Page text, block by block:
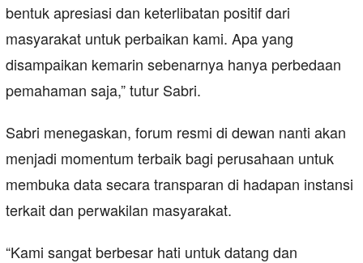
bentuk apresiasi dan keterlibatan positif dari
masyarakat untuk perbaikan kami. Apa yang
disampaikan kemarin sebenarnya hanya perbedaan
pemahaman saja,” tutur Sabri.
Sabri menegaskan, forum resmi di dewan nanti akan
menjadi momentum terbaik bagi perusahaan untuk
membuka data secara transparan di hadapan instansi
terkait dan perwakilan masyarakat.
“Kami sangat berbesar hati untuk datang dan